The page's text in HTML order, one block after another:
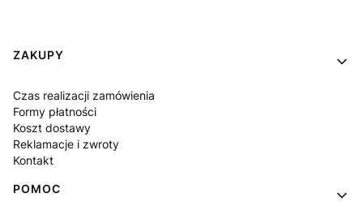
Linki w stopce
ZAKUPY
Czas realizacji zamówienia
Formy płatności
Koszt dostawy
Reklamacje i zwroty
Kontakt
POMOC